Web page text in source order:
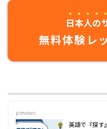
日本人の
無料体験レ
previous
英語で『探す